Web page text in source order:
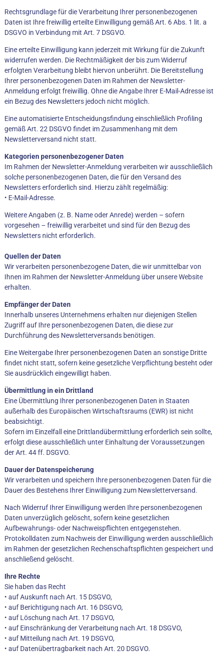
Rechtsgrundlage für die Verarbeitung Ihrer personenbezogenen
Daten ist Ihre freiwillig erteilte Einwilligung gemäß Art. 6 Abs. 1 lit. a
DSGVO in Verbindung mit Art. 7 DSGVO.
Eine erteilte Einwilligung kann jederzeit mit Wirkung für die Zukunft
widerrufen werden. Die Rechtmäßigkeit der bis zum Widerruf
erfolgten Verarbeitung bleibt hiervon unberührt. Die Bereitstellung
Ihrer personenbezogenen Daten im Rahmen der Newsletter-
Anmeldung erfolgt freiwillig. Ohne die Angabe Ihrer E-Mail-Adresse ist
ein Bezug des Newsletters jedoch nicht möglich.
Eine automatisierte Entscheidungsfindung einschließlich Profiling
gemäß Art. 22 DSGVO findet im Zusammenhang mit dem
Newsletterversand nicht statt.
Kategorien personenbezogener Daten
Im Rahmen der Newsletter-Anmeldung verarbeiten wir ausschließlich
solche personenbezogenen Daten, die für den Versand des
Newsletters erforderlich sind. Hierzu zählt regelmäßig:
• E-Mail-Adresse.
Weitere Angaben (z. B. Name oder Anrede) werden – sofern
vorgesehen – freiwillig verarbeitet und sind für den Bezug des
Newsletters nicht erforderlich.
Quellen der Daten
Wir verarbeiten personenbezogene Daten, die wir unmittelbar von
Ihnen im Rahmen der Newsletter-Anmeldung über unsere Website
erhalten.
Empfänger der Daten
Innerhalb unseres Unternehmens erhalten nur diejenigen Stellen
Zugriff auf Ihre personenbezogenen Daten, die diese zur
Durchführung des Newsletterversands benötigen.
Eine Weitergabe Ihrer personenbezogenen Daten an sonstige Dritte
findet nicht statt, sofern keine gesetzliche Verpflichtung besteht oder
Sie ausdrücklich eingewilligt haben.
Übermittlung in ein Drittland
Eine Übermittlung Ihrer personenbezogenen Daten in Staaten
außerhalb des Europäischen Wirtschaftsraums (EWR) ist nicht
beabsichtigt.
Sofern im Einzelfall eine Drittlandübermittlung erforderlich sein sollte,
erfolgt diese ausschließlich unter Einhaltung der Voraussetzungen
der Art. 44 ff. DSGVO.
Dauer der Datenspeicherung
Wir verarbeiten und speichern Ihre personenbezogenen Daten für die
Dauer des Bestehens Ihrer Einwilligung zum Newsletterversand.
Nach Widerruf Ihrer Einwilligung werden Ihre personenbezogenen
Daten unverzüglich gelöscht, sofern keine gesetzlichen
Aufbewahrungs- oder Nachweispflichten entgegenstehen.
Protokolldaten zum Nachweis der Einwilligung werden ausschließlich
im Rahmen der gesetzlichen Rechenschaftspflichten gespeichert und
anschließend gelöscht.
Ihre Rechte
Sie haben das Recht
• auf Auskunft nach Art. 15 DSGVO,
• auf Berichtigung nach Art. 16 DSGVO,
• auf Löschung nach Art. 17 DSGVO,
• auf Einschränkung der Verarbeitung nach Art. 18 DSGVO,
• auf Mitteilung nach Art. 19 DSGVO,
• auf Datenübertragbarkeit nach Art. 20 DSGVO.